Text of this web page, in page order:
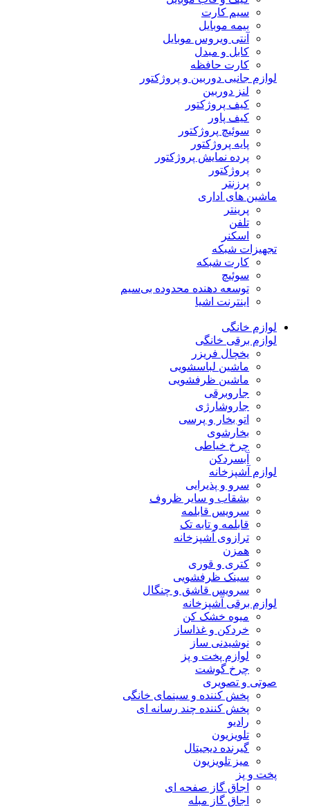
سیم کارت
بیمه موبایل
آنتی ویروس موبایل
کابل و مبدل
کارت حافظه
لوازم جانبی دوربین و پروژکتور
لنز دوربین
کیف پروژکتور
کیف پاور
سوئیچ پروژکتور
پایه پروژکتور
پرده نمایش پروژکتور
پروژکتور
پرزنتر
ماشین های اداری
پرینتر
تلفن
اسکنر
تجهیزات شبکه
کارت شبکه
سوئیچ
توسعه دهنده محدوده بی‌سیم
اینترنت اشیا
لوازم خانگی
لوازم برقی خانگی
یخچال فریزر
ماشین لباسشویی
ماشین ظرفشویی
جاروبرقی
جاروشارژی
اتو بخار و پرسی
بخارشوی
چرخ خیاطی
آبسردکن
لوازم آشپزخانه
سرو و پذیرایی
بشقاب و سایر ظروف
سرویس قابلمه
قابلمه و تابه تک
ترازوی آشپزخانه
همزن
کتری و قوری
سینک ظرفشویی
سرویس قاشق و چنگال
لوازم برقی آشپزخانه
میوه خشک کن
خردکن و غذاساز
نوشیدنی ساز
لوازم پخت و پز
چرخ گوشت
صوتی و تصویری
پخش کننده و سینمای خانگی
پخش کننده چند رسانه ای
رادیو
تلویزیون
گیرنده دیجیتال
میز تلویزیون
پخت و پز
اجاق گاز صفحه ای
اجاق گاز مبله